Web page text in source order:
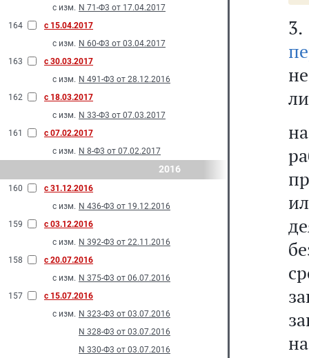
с изм. N 71-Ф3 от 17.04.2017
164
с 15.04.2017
с изм. N 60-Ф3 от 03.04.2017
163
с 30.03.2017
с изм. N 491-Ф3 от 28.12.2016
162
с 18.03.2017
с изм. N 33-Ф3 от 07.03.2017
161
с 07.02.2017
с изм. N 8-Ф3 от 07.02.2017
2016
160
с 31.12.2016
с изм. N 436-Ф3 от 19.12.2016
159
с 03.12.2016
с изм. N 392-Ф3 от 22.11.2016
158
с 20.07.2016
с изм. N 375-Ф3 от 06.07.2016
157
с 15.07.2016
с изм. N 323-Ф3 от 03.07.2016
N 328-Ф3 от 03.07.2016
N 330-Ф3 от 03.07.2016